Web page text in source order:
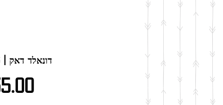
R096 | דונאלד דאק
מחיר